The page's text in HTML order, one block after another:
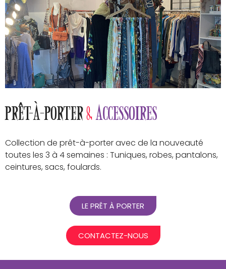
Prêt-à-porter&Accessoires
Collection de prêt-à-porter avec de la nouveauté
toutes les 3 à 4 semaines : Tuniques, robes, pantalons,
ceintures, sacs, foulards.
LE PRÊT À PORTER
CONTACTEZ-NOUS